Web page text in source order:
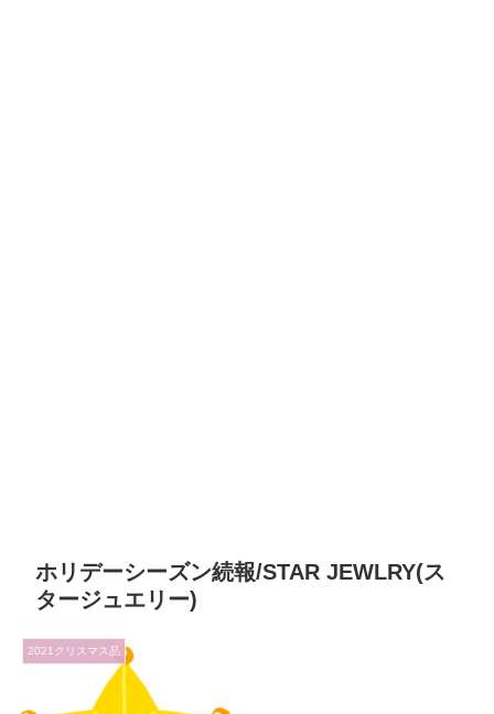
ホリデーシーズン続報/STAR JEWLRY(ス
タージュエリー)
2021クリスマス品